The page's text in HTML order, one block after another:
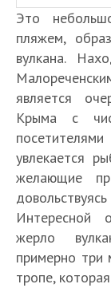
Это
пляжем,
вулкана.
является
Крыма с
увлекается
желающие
Интересной
жерло
примерно три
тропе,